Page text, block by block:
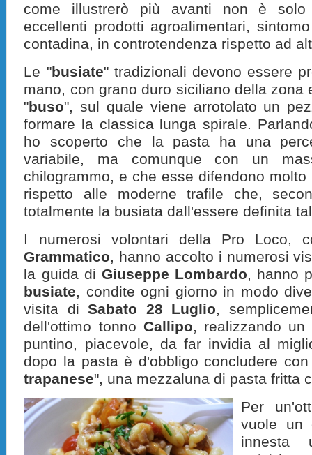
come illustrerò più avanti non è
eccellenti prodotti agroalimentari,
contadina, in controtendenza rispetto ad
Le "busiate" tradizionali devono essere
mano, con grano duro siciliano della zona
"buso", sul quale viene arrotolato un
formare la classica lunga spirale.
ho scoperto che la pasta ha una
variabile, ma comunque con un
chilogrammo, e che esse difendono
rispetto alle moderne trafile che,
totalmente la busiata dall'essere definita
I numerosi volontari della Pro Loco,
Grammatico, hanno accolto i numerosi
la guida di Giuseppe Lombardo, hanno
busiate, condite ogni giorno in modo
visita diSabato 28 Luglio,
dell'ottimo tonno Callipo, realizzando
puntino, piacevole, da far invidia al
dopo la pasta è d'obbligo concludere
trapanese", una mezzaluna di pasta fritta
Per
vuole un
innesta